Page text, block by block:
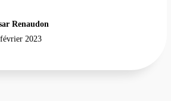
Renaudon
2023